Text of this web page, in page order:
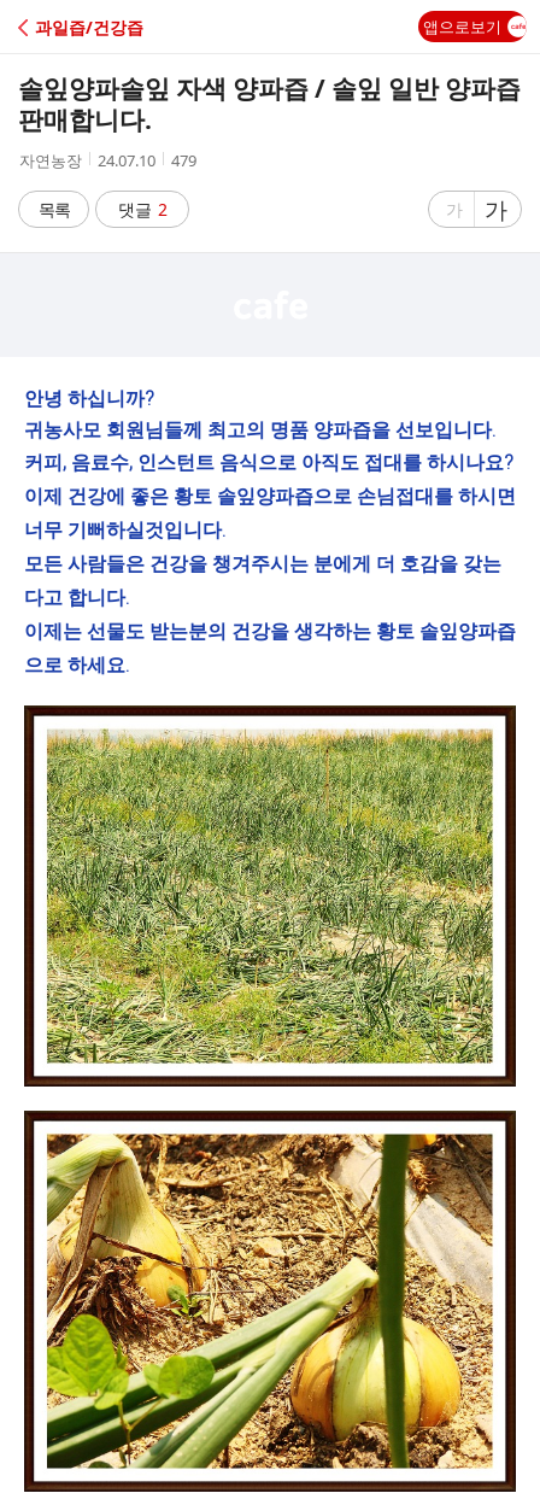
C
A
과일즙/건강즙 앱으로보기
솔잎양파솔잎 자색 양파즙 / 솔잎 일반 양파즙
판매합니다.
작
자
자연농장
작
시
간
24.07.10
조
수
479
목록 댓글 2
글
가
글
자
가
안녕 하십니까?
귀농사모 회원님들께 최고의 명품 양파즙을 선보입니다.
커피, 음료수, 인스턴트 음식으로 아직도 접대를 하시나요?
이제 건강에 좋은 황토 솔잎양파즙으로 손님접대를 하시면
너무 기뻐하실것입니다.
모든 사람들은 건강을 챙겨주시는 분에게 더 호감을 갖는
다고 합니다.
이제는 선물도 받는분의 건강을 생각하는 황토 솔잎양파즙
으로 하세요.